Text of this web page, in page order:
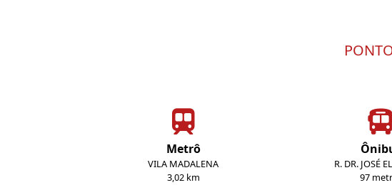
Metrô
VILA MADALENA
3,02 km
R. DR. JOSÉ
97